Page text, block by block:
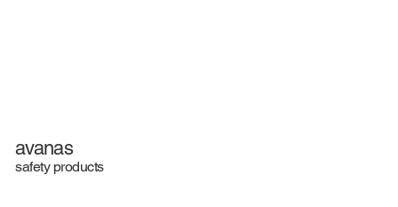
avanas
safety products